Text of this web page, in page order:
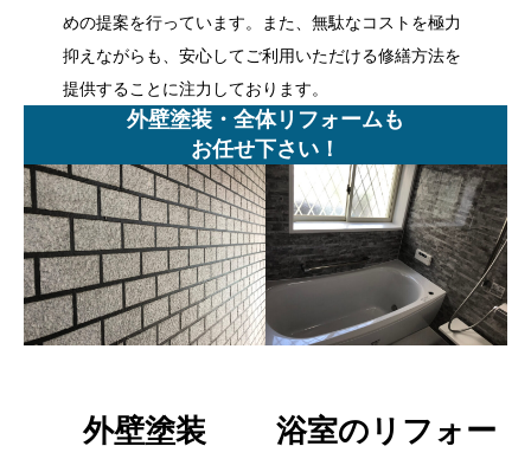
めの提案を行っています。また、無駄なコストを極力
抑えながらも、安心してご利用いただける修繕方法を
提供することに注力しております。
外壁塗装・全体リフォームも
お任せ下さい！
外壁塗装
浴室のリフォー